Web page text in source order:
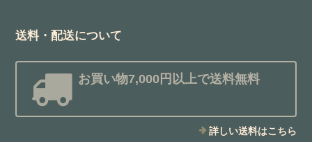
送料・配送について
お買い物7,000円以上で送料無料
詳しい送料はこちら